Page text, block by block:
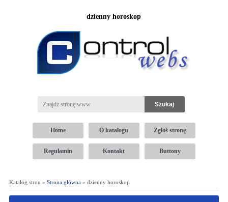
dzienny horoskop
Home O katalogu Zgłoś stronę
Regulamin Kontakt Buttony
Katalog stron » Strona główna» dzienny horoskop